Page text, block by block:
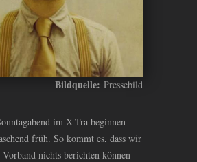
Bildquelle: Pressebild
im X-Tra beginnen
früh. So kommt es, dass wir
nichts berichten können –